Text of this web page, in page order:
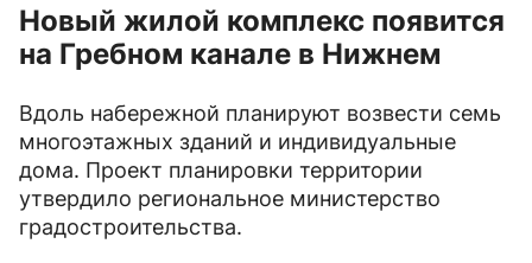
Новый жилой комплекс появится
на Гребном канале в Нижнем
Вдоль набережной планируют возвести семь
многоэтажных зданий и индивидуальные
дома. Проект планировки территории
утвердило региональное министерство
градостроительства.